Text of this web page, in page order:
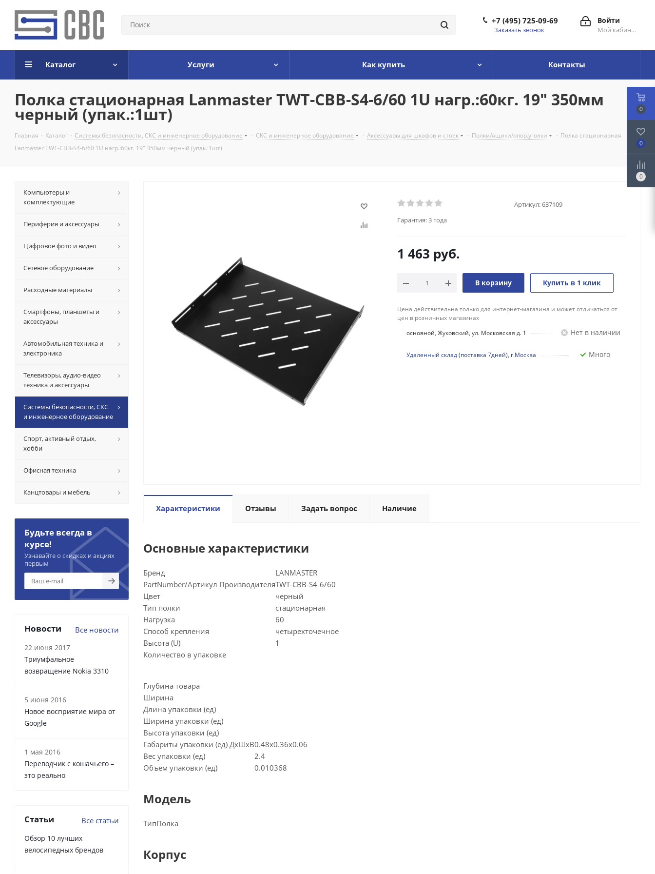
Войти
Мой кабинет
+7 (495) 725-09-69
Заказать звонок
Каталог Услуги Как купить Контакты
Полка стационарная Lanmaster TWT-CBB-S4-6/60 1U нагр.:60кг. 19" 350мм
черный (упак.:1шт)
Главная - Каталог - Системы безопасности, СКС и инженерное оборудование - СКС и инженерное оборудование - Аксессуары для шкафов и стоек - Полки/ящики/опор.уголки - Полка стационарная
Lanmaster TWT-CBB-S4-6/60 1U нагр.:60кг. 19" 350мм черный (упак.:1шт)
Артикул:637109
Гарантия:3 года
1 463 руб.
В корзину Купить в 1 клик
Цена действительна только для интернет-магазина и может отличаться от
цен в розничных магазинах
основной, Жуковский, ул. Московская д. 1
Нет в наличии
Удаленный склад (поставка 7дней), г.Москва Много
Характеристики Отзывы Задать вопрос Наличие
Основные характеристики
Бренд
LANMASTER
PartNumber/Артикул ПроизводителяTWT-CBB-S4-6/60
Цвет
черный
Тип полки
стационарная
Нагрузка
60
Способ крепления
четырехточечное
Высота (U)
1
Количество в упаковке
Глубина товара
Ширина
Длина упаковки (ед)
Ширина упаковки (ед)
Высота упаковки (ед)
Габариты упаковки (ед) ДхШхВ0.48x0.36x0.06
Вес упаковки (ед)
2.4
Объем упаковки (ед)
0.010368
Модель
ТипПолка
Корпус
Компьютеры и
комплектующие
Периферия и аксессуары
Цифровое фото и видео
Сетевое оборудование
Расходные материалы
Смартфоны, планшеты и
аксессуары
Автомобильная техника и
электроника
Телевизоры, аудио-видео
техника и аксессуары
Системы безопасности, СКС
и инженерное оборудование
Спорт, активный отдых,
хобби
Офисная техника
Канцтовары и мебель
Будьте всегда в
курсе!
Узнавайте о скидках и акциях
первым
Новости Все новости
22 июня 2017
Триумфальное
возвращение Nokia 3310
5 июня 2016
Новое восприятие мира от
Google
1 мая 2016
Переводчик с кошачьего –
это реально
Статьи Все статьи
Обзор 10 лучших
велосипедных брендов
0
0
0